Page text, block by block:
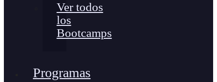
Ver todos
los
Bootcamps
Programas